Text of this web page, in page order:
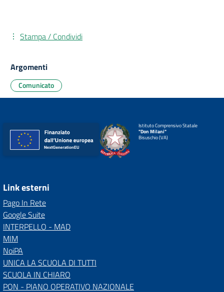
Stampa / Condividi
Argomenti
Comunicato
Istituto Comprensivo Statale
"Don Milani"
Bisuschio (VA)
Link esterni
Pago In Rete
Google Suite
INTERPELLO - MAD
MIM
NoiPA
UNICA LA SCUOLA DI TUTTI
SCUOLA IN CHIARO
PON - PIANO OPERATIVO NAZIONALE